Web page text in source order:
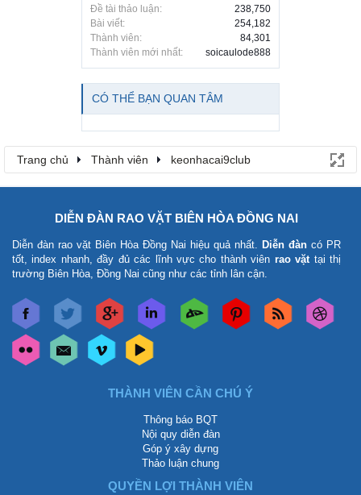
Đề tài thảo luận:
238,750
Bài viết:
254,182
Thành viên:
84,301
Thành viên mới nhất:
soicaulode888
CÓ THỂ BẠN QUAN TÂM
Trang chủ Thành viên keonhacai9club
DIỄN ĐÀN RAO VẶT BIÊN HÒA ĐỒNG NAI
Diễn đàn rao vặt Biên Hòa Đồng Nai hiệu quả nhất. Diễn đàn có PR
tốt, index nhanh, đầy đủ các lĩnh vực cho thành viên rao vặttại thị
trường Biên Hòa, Đồng Nai cũng như các tỉnh lân cận.
THÀNH VIÊN CẦN CHÚ Ý
Thông báo BQT
Nội quy diễn đàn
Góp ý xây dựng
Thảo luận chung
QUYỀN LỢI THÀNH VIÊN